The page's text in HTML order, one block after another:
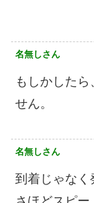
名無しさん
もしかした
せん。
名無しさん
到着じゃなく